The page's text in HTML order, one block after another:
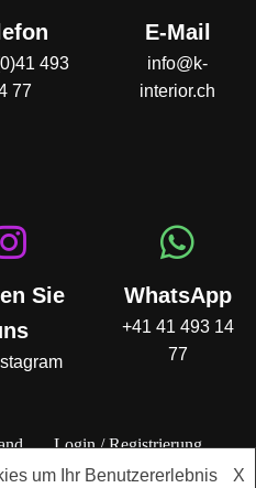
493
77
E-Mail
info@k-
interior.ch
Sie
WhatsApp
+41 41 493 14
77
Login / Registrierung
Impressum
um Ihr Benutzererlebnis X